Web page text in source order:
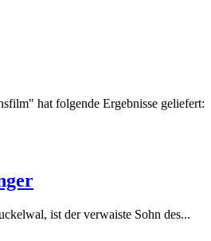
hat folgende Ergebnisse geliefert:
ist der verwaiste Sohn des...